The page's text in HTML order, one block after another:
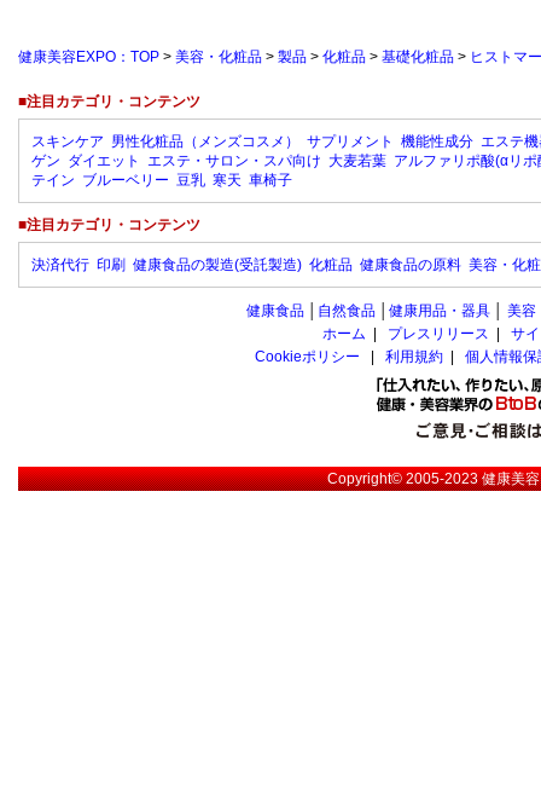
健康美容EXPO：TOP > 美容・化粧品 > 製品 > 化粧品 > 基礎化粧品 > ヒストマ
■注目カテゴリ・コンテンツ
スキンケア 男性化粧品（メンズコスメ） サプリメント 機能性成分 エステ
ゲン ダイエット エステ・サロン・スパ向け 大麦若葉 アルファリポ酸(αリポ
テイン ブルーベリー 豆乳 寒天 車椅子
■注目カテゴリ・コンテンツ
決済代行 印刷 健康食品の製造(受託製造) 化粧品 健康食品の原料 美容・化
健康食品 自然食品 健康用品・器具 美容
ホーム
プレスリリース
サ
Cookieポリシー
利用規約 個人情報
Copyright© 2005-2023健康美